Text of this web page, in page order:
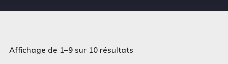
Affichage de 1–9 sur 10 résultats